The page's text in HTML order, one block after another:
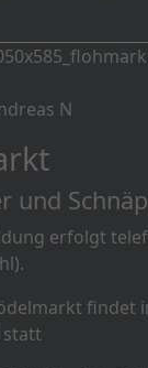
N
und
erfolgt
findet
statt